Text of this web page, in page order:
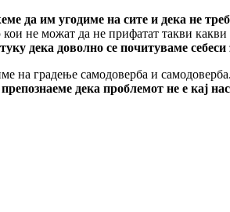
да им угодиме на сите и дека не
кои не можат да не прифатат такви
дека доволно се почитуваме
на градење самодоверба и
дека проблемот не е кај